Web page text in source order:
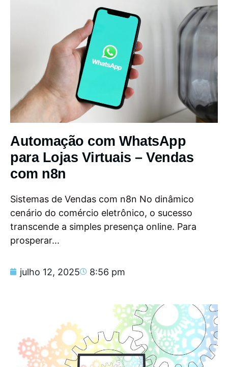
Automação com WhatsApp
para Lojas Virtuais – Vendas
com n8n
Sistemas de Vendas com n8n No dinâmico
cenário do comércio eletrônico, o sucesso
transcende a simples presença online. Para
prosperar...
julho 12, 2025 8:56 pm